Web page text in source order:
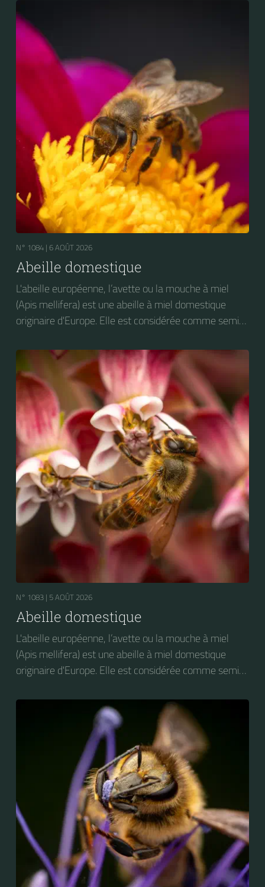
N° 1084 | 6 AOÛT 2026
Abeille domestique
L'abeille européenne, l’avette ou la mouche à miel
(Apis mellifera) est une abeille à miel domestique
originaire d'Europe. Elle est considérée comme semi-
échelle pour produire du miel.
N° 1083 | 5 AOÛT 2026
Abeille domestique
L'abeille européenne, l’avette ou la mouche à miel
(Apis mellifera) est une abeille à miel domestique
originaire d'Europe. Elle est considérée comme semi-
échelle pour produire du miel.